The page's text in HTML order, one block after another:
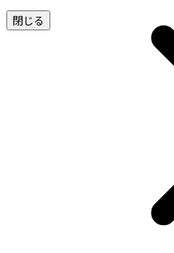
閉じる